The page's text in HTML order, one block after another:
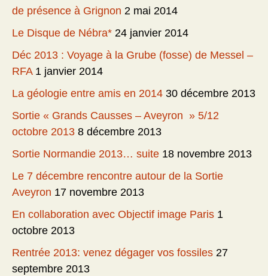
de présence à Grignon 2 mai 2014
Le Disque de Nébra* 24 janvier 2014
Déc 2013 : Voyage à la Grube (fosse) de Messel –
RFA 1 janvier 2014
La géologie entre amis en 2014 30 décembre 2013
Sortie « Grands Causses – Aveyron » 5/12
octobre 2013 8 décembre 2013
Sortie Normandie 2013… suite 18 novembre 2013
Le 7 décembre rencontre autour de la Sortie
Aveyron 17 novembre 2013
En collaboration avec Objectif image Paris 1
octobre 2013
Rentrée 2013: venez dégager vos fossiles 27
septembre 2013